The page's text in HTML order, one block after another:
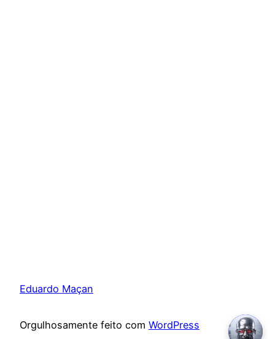
Eduardo Maçan
Orgulhosamente feito com WordPress